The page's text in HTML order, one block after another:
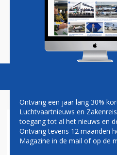
Magazine
JAN
EEN ANDER
Ontvang een jaar lang 30%
Luchtvaartnieuws en
toegang tot al het nieuws en
Ontvang tevens 12 maanden
Magazine in de mail of op de